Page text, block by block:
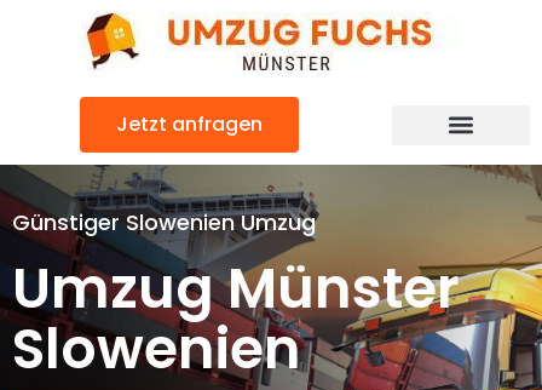
Jetzt anfragen
Günstiger Slowenien Umzug
Umzug Münster
Slowenien